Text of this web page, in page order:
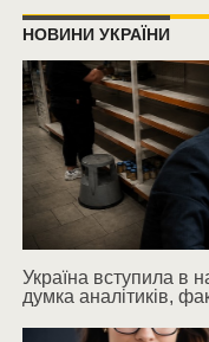
НОВИНИ УКРАЇНИ
Україна вступила в
думка аналітиків,